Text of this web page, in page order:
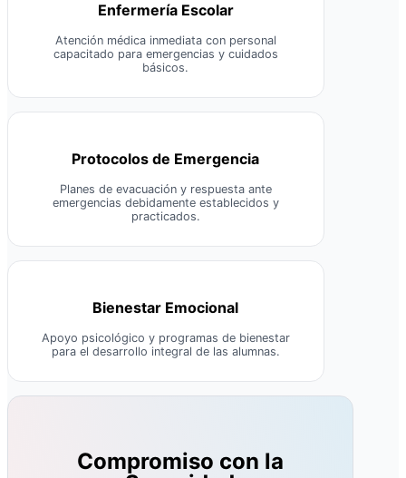
Enfermería Escolar
Atención médica inmediata con personal
capacitado para emergencias y cuidados
básicos.
Protocolos de Emergencia
Planes de evacuación y respuesta ante
emergencias debidamente establecidos y
practicados.
Bienestar Emocional
Apoyo psicológico y programas de bienestar
para el desarrollo integral de las alumnas.
Compromiso con la